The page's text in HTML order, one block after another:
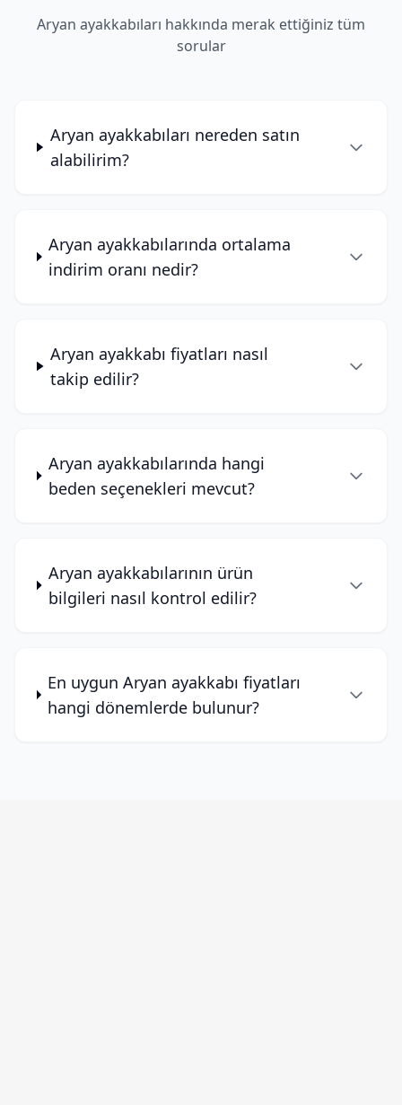
Aryan ayakkabıları hakkında merak ettiğiniz tüm
sorular
Aryan ayakkabıları nereden satın
alabilirim?
Aryan ayakkabılarında ortalama
indirim oranı nedir?
Aryan ayakkabı fiyatları nasıl
takip edilir?
Aryan ayakkabılarında hangi
beden seçenekleri mevcut?
Aryan ayakkabılarının ürün
bilgileri nasıl kontrol edilir?
En uygun Aryan ayakkabı fiyatları
hangi dönemlerde bulunur?